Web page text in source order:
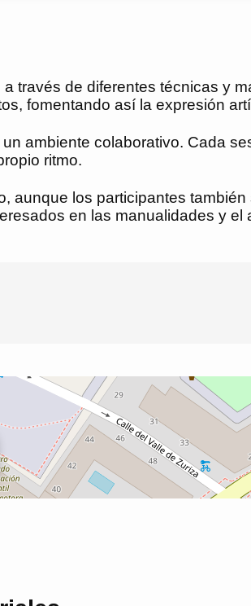
través de diferentes técnicas y
fomentando así la expresión
ambiente colaborativo. Cada
ritmo.
aunque los participantes
en las manualidades y el